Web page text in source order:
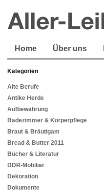
Home Über uns
Kategorien
Alte Berufe
Antike Herde
Aufbewahrung
Badezimmer & Körperpflege
Braut & Bräutigam
Bread & Butter 2011
Bücher & Literatur
DDR-Mobiliar
Dekoration
Dokumente